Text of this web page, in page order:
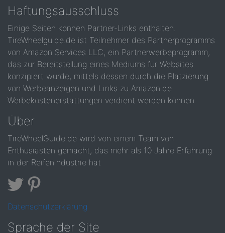
Haftungsausschluss
Einige Seiten können Partner-Links enthalten.
TireWheelguide.de ist Teilnehmer des Partnerprogramms
von Amazon Services LLC, ein Partnerwerbeprogramm,
das zur Bereitstellung eines Mediums für Websites
konzipiert wurde, mittels dessen durch die Platzierung
von Werbeanzeigen und Links zu Amazon.de
Werbekostenerstattungen verdient werden können.
Über
TireWheelGuide.de wird von einem Team von
Enthusiasten gemacht, das mehr als 10 Jahre Erfahrung
in der Reifenindustrie hat
Datenschutzerklärung
Sprache der Site